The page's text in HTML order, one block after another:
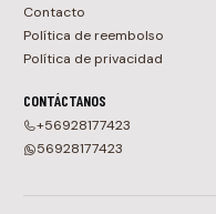
Contacto
Política de reembolso
Política de privacidad
CONTÁCTANOS
+56928177423
56928177423